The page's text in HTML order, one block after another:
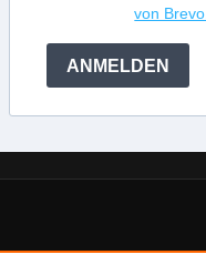
von Brevo.
ANMELDEN